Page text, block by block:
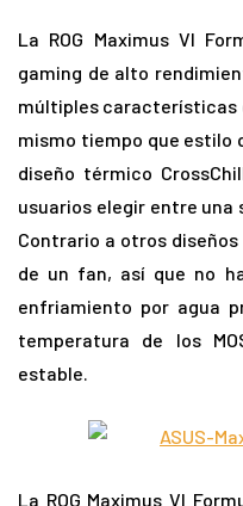
La ROG Maximus VI
gaming de alto
múltiples características
mismo tiempo que estilo
diseño térmico
usuarios elegir entre una
Contrario a otros
de un fan, así que no
enfriamiento por agua
temperatura de los
estable.
La ROG Maximus VI